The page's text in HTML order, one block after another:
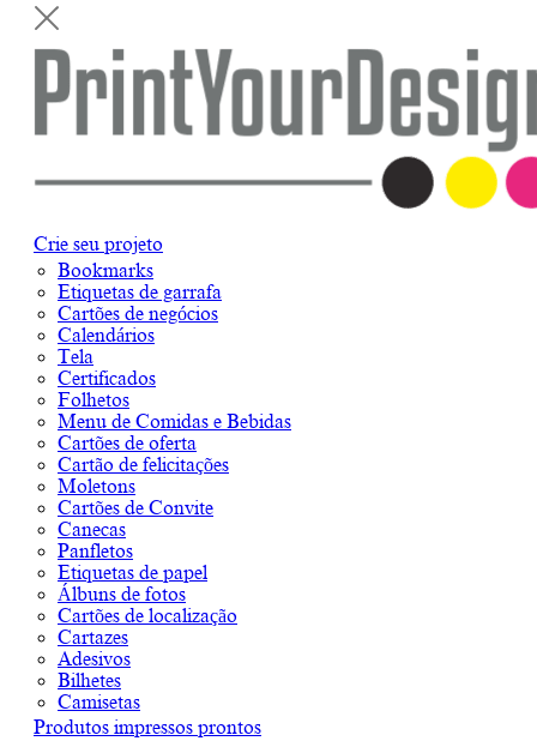
Crie seu projeto
Bookmarks
Etiquetas de garrafa
Cartões de negócios
Calendários
Tela
Certificados
Folhetos
Menu de Comidas e Bebidas
Cartões de oferta
Cartão de felicitações
Moletons
Cartões de Convite
Canecas
Panfletos
Etiquetas de papel
Álbuns de fotos
Cartões de localização
Cartazes
Adesivos
Bilhetes
Camisetas
Produtos impressos prontos